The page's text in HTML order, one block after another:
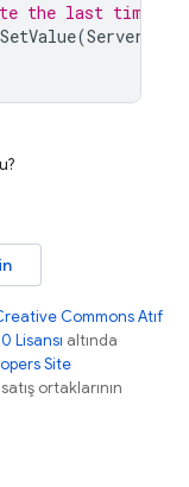
the last time I
(
Commons Atıf
Lisansı altında
Site
ortaklarının